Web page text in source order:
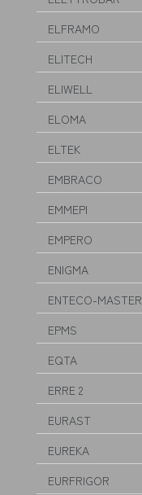
ELFRAMO
ELITECH
ELIWELL
ELOMA
ELTEK
EMBRACO
EMMEPI
EMPERO
ENIGMA
ENTECO-MASTER
EPMS
EQTA
ERRE 2
EURAST
EUREKA
EURFRIGOR